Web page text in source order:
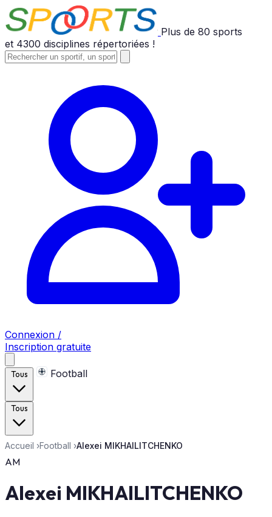
Plus de 80 sports
et 4300 disciplines répertoriées !
Connexion /
Inscription gratuite
Tous Football
Tous
Accueil ›Football ›Alexei MIKHAILITCHENKO
AM
Alexei MIKHAILITCHENKO